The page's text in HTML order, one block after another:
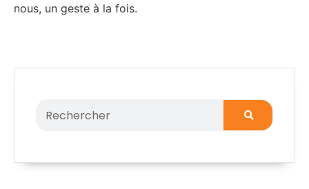
nous, un geste à la fois.